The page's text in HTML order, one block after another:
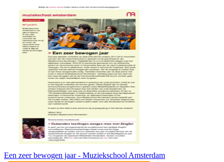
Een zeer bewogen jaar - Muziekschool Amsterdam